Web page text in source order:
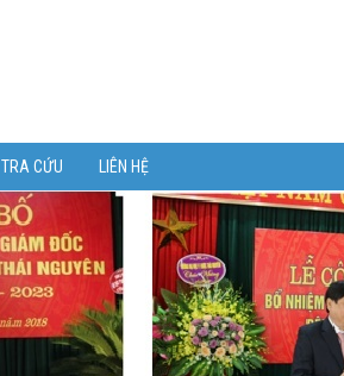
TRA CỨU LIÊN HỆ